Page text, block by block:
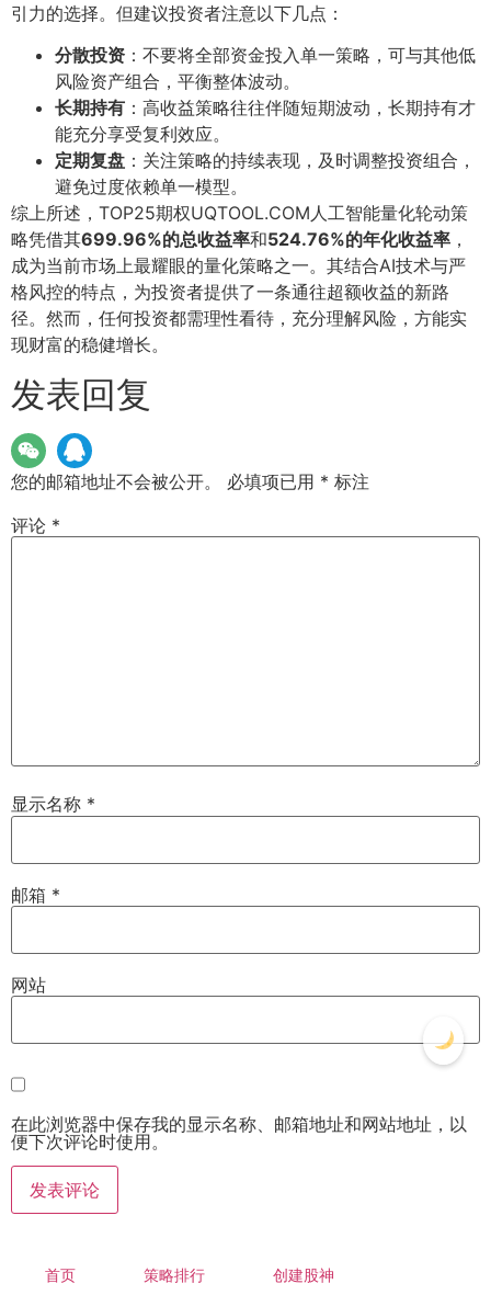
引力的选择。但建议投资者注意以下几点：
分散投资 ：不要将全部资金投入单一策略，可与其他低
风险资产组合，平衡整体波动。
长期持有 ：高收益策略往往伴随短期波动，长期持有才
能充分享受复利效应。
定期复盘 ：关注策略的持续表现，及时调整投资组合，
避免过度依赖单一模型。
综上所述，TOP25期权UQTOOL.COM人工智能量化轮动策
略凭借其699.96%的总收益率和524.76%的年化收益率 ，
成为当前市场上最耀眼的量化策略之一。其结合AI技术与严
格风控的特点，为投资者提供了一条通往超额收益的新路
径。然而，任何投资都需理性看待，充分理解风险，方能实
现财富的稳健增长。
发表回复
您的邮箱地址不会被公开。 必填项已用 * 标注
评论 *
显示名称 *
邮箱 *
网站
在此浏览器中保存我的显示名称、邮箱地址和网站地址，以
便下次评论时使用。
首页 策略排行 创建股神